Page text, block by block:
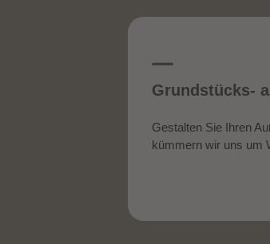
Grundstücks-
Gestalten Sie Ihren
kümmern wir uns um